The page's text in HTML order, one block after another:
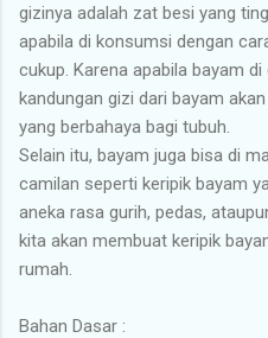
gizinya adalah zat besi yang
apabila di konsumsi dengan
cukup. Karena apabila bayam
kandungan gizi dari bayam
yang berbahaya bagi tubuh.
Selain itu, bayam juga bisa di
camilan seperti keripik bayam
aneka rasa gurih, pedas,
kita akan membuat keripik
rumah.
Bahan Dasar :